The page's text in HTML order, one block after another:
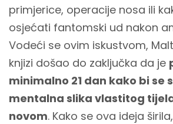
primjerice, operacije nosa ili
osjećati fantomski ud nakon
Vodeći se ovim iskustvom,
knjizi došao do zaključka da je
minimalno 21 dan kako bi se
mentalna slika vlastitog
novom. Kako se ova ideja